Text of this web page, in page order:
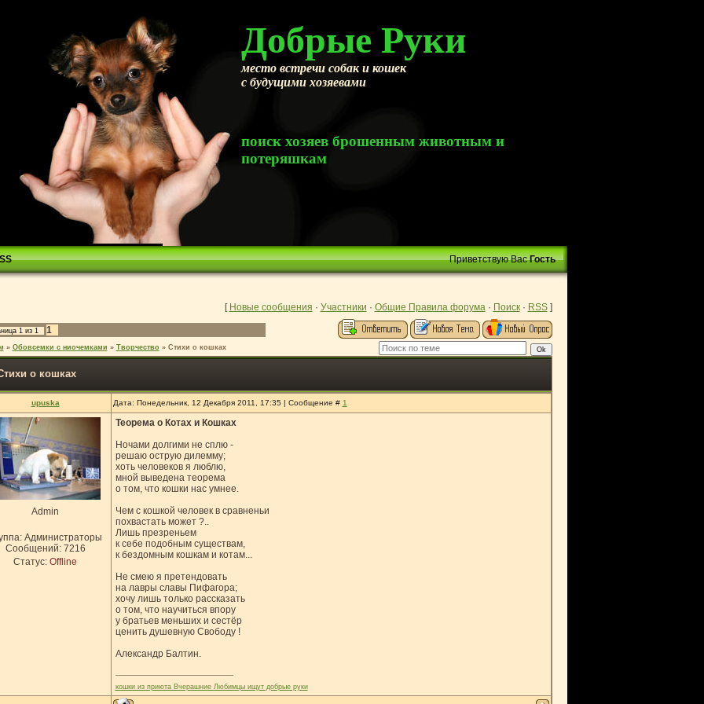
Добрые Руки
место встречи собак и кошек
с будущими хозяевами
поиск хозяев брошенным животным и
потеряшкам
Приветствую Вас Гость
[ Новые сообщения · Участники · Общие Правила форума· Поиск· RSS]
1из 1 1
» Обовсемки с ниочемками » Творчество » Стихи о кошках
о кошках
upuska Дата: Понедельник, 12 Декабря 2011, 17:35 | Сообщение # 1
Admin
Администраторы
Сообщений: 7216
Статус: Offline
Теорема о Котах и Кошках
Ночами долгими не сплю -
решаю острую дилемму;
хоть человеков я люблю,
мной выведена теорема
о том, что кошки нас умнее.
Чем с кошкой человек в сравненьи
похвастать может ?..
Лишь презреньем
к себе подобным существам,
к бездомным кошкам и котам...
Не смею я претендовать
на лавры славы Пифагора;
хочу лишь только рассказать
о том, что научиться впору
у братьев меньших и сестёр
ценить душевную Свободу !
Александр Балтин.
кошки из приюта Вчерашние Любимцы ищут добрые руки